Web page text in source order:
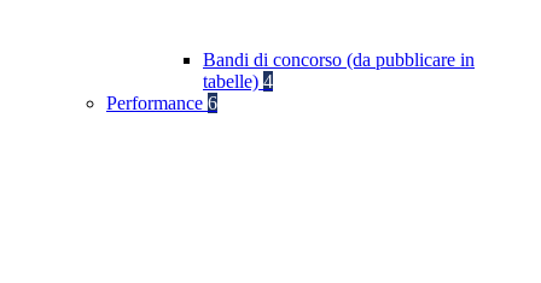
Bandi di concorso (da pubblicare in
tabelle) 4
Performance 6